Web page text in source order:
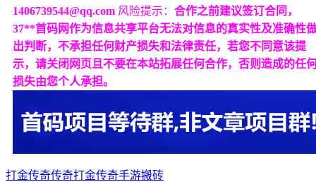
1406739544@qq.com 风险提示： 合作之前建议签订合同，
37**首码网作为信息共享平台无法对信息的真实性及准确性
出判断，不承担任何财产损失和法律责任，若您不同意该提
示，请关闭网页且不要在本站拓展任何合作，否则造成的任
损失由您个人承担。
打金传奇传奇打金传奇手游搬砖